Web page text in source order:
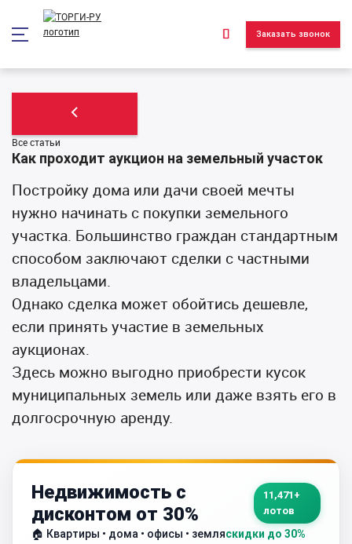
Заказать звонок
Все статьи
Как проходит аукцион на земельный участок
Постройку дома или дачи своей мечты
нужно начинать с покупки земельного
участка. Большинство граждан стандартным
способом заключают сделки с частными
владельцами.
Однако сделка может обойтись дешевле,
если принять участие в земельных
аукционах.
Здесь можно выгодно приобрести кусок
муниципальных земель или даже взять его в
долгосрочную аренду.
Недвижимость с
дисконтом от 30%
11,471+
лотов
🏠 Квартиры • дома • офисы • земляскидки до 30%